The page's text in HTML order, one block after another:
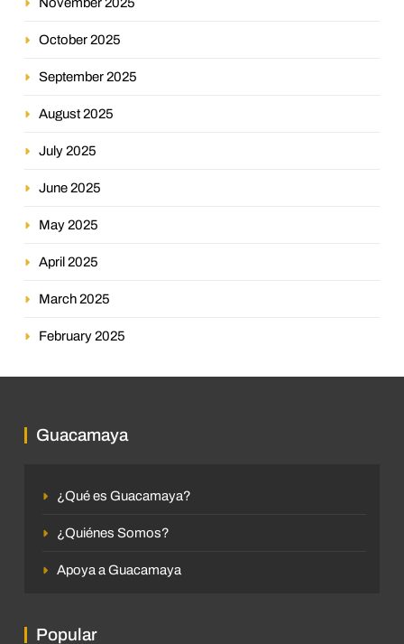
October 2025
September 2025
August 2025
July 2025
June 2025
May 2025
April 2025
March 2025
February 2025
Guacamaya
¿Qué es Guacamaya?
¿Quiénes Somos?
Apoya a Guacamaya
Popular